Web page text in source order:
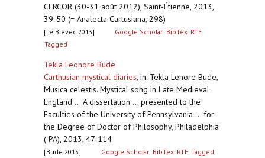
CERCOR (30-31 août 2012), Saint-Étienne, 2013,
39-50 (= Analecta Cartusiana, 298)
[Le Blévec 2013] Google Scholar BibTex RTF
Tagged
Tekla Leonore Bude
Carthusian mystical diaries, in: Tekla Lenore Bude,
Musica celestis. Mystical song in Late Medieval
England ... A dissertation ... presented to the
Faculties of the University of Pennsylvania ... for
the Degree of Doctor of Philosophy, Philadelphia
( PA), 2013, 47-114
[Bude 2013] Google Scholar BibTex RTF Tagged